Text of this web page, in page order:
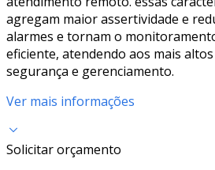
agregam maior assertividade e
alarmes e tornam o
eficiente, atendendo aos mais
segurança e gerenciamento.
Ver mais informações
Solicitar orçamento